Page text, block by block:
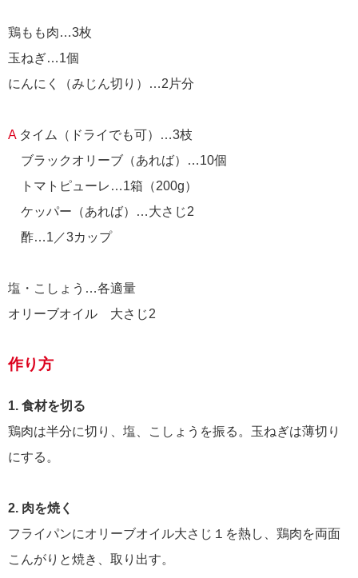
鶏もも肉…3枚
玉ねぎ…1個
にんにく（みじん切り）…2片分
Aタイム（ドライでも可）…3枝
ブラックオリーブ（あれば）…10個
トマトピューレ…1箱（200g）
ケッパー（あれば）…大さじ2
酢…1／3カップ
塩・こしょう…各適量
オリーブオイル 大さじ2
作り方
1. 食材を切る
鶏肉は半分に切り、塩、こしょうを振る。玉ねぎは薄切り
にする。
2. 肉を焼く
フライパンにオリーブオイル大さじ１を熱し、鶏肉を両面
こんがりと焼き、取り出す。